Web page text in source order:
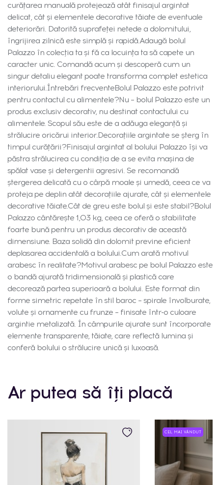
curățarea manuală protejează atât finisajul argintat
delicat, cât și elementele decorative tăiate de eventuale
deteriorări. Datorită suprafeței netede a dolomitului,
îngrijirea zilnică este simplă și rapidă.Adaugă bolul
Palazzo în colecția ta și fă ca locuința ta să capete un
caracter unic. Comandă acum și descoperă cum un
singur detaliu elegant poate transforma complet estetica
interiorului.Întrebări frecventeBolul Palazzo este potrivit
pentru contactul cu alimentele?Nu – bolul Palazzo este un
produs exclusiv decorativ, nu destinat contactului cu
alimentele. Scopul său este de a adăuga eleganță și
strălucire oricărui interior.Decorațiile argintate se șterg în
timpul curățării?Finisajul argintat al bolului Palazzo își va
păstra strălucirea cu condiția de a se evita mașina de
spălat vase și detergentii agresivi. Se recomandă
ștergerea delicată cu o cârpă moale și umedă, ceea ce va
proteja pe deplin atât decorațiile ajurate, cât și elementele
decorative tăiate.Cât de greu este bolul și este stabil?Bolul
Palazzo cântărește 1,03 kg, ceea ce oferă o stabilitate
foarte bună pentru un produs decorativ de această
dimensiune. Baza solidă din dolomit previne eficient
deplasarea accidentală a bolului.Cum arată motivul
arabesc în realitate?Motivul arabesc pe bolul Palazzo este
o bandă ajurată tridimensională și plastică care
decorează partea superioară a bolului. Este format din
forme simetric repetate în stil baroc – spirale învolburate,
volute și ornamente cu frunze – finisate într-o culoare
argintie metalizată. În câmpurile ajurate sunt încorporate
elemente transparente, tăiate, care reflectă lumina și
conferă bolului o strălucire unică și luxoasă.
Ar putea să îți placă
CEL MAI VÂNDUT